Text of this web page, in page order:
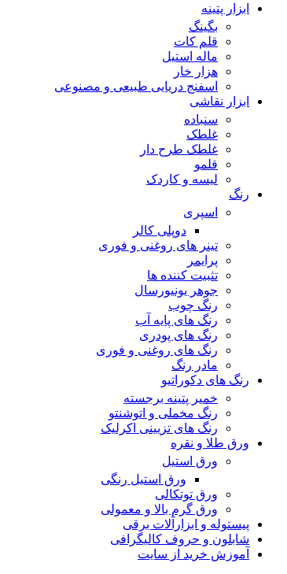
ابزار پتینه
بگینگ
قلم کات
ماله استیل
هزار خار
اسفنج دریایی طبیعی و مصنوعی
ابزار نقاشی
سنباده
غلطک
غلطک طرح دار
قلمو
لیسه و کاردک
رنگ
اسپری
دوپلی کالر
تینر های روغنی و فوری
پرایمر
تثبیت کننده ها
جوهر یونیورسال
رنگ چوب
رنگ‌ های پایه آب
رنگ های پودری
رنگ‌ های روغنی و فوری
مادر رنگ
رنگ های دکوراتیو
خمیر پتینه برجسته
رنگ مخملی و اتوشنتو
رنگ های تزیینی اکرلیک
ورق طلا و نقره
ورق استیل
ورق استیل رنگی
ورق توتکالی
ورق گرم بالا و معمولی
پیستوله و ابزارآلات برقی
شابلون و حروف کالیگرافی
آموزش خرید از سایت